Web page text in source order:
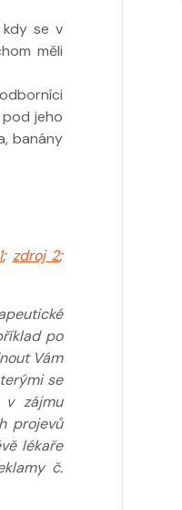
se v
měli
jeho
banány
; zdroj 2;
po
Vám
se
v zájmu
projevů
lékaře
č.